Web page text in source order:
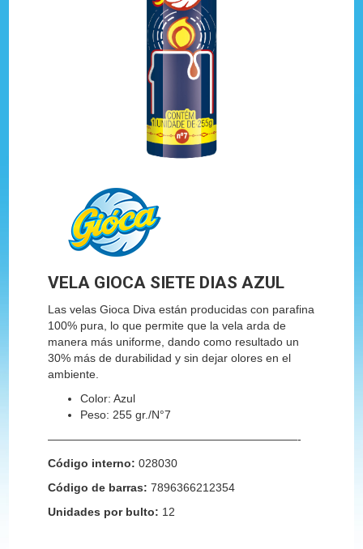
VELA GIOCA SIETE DIAS AZUL
Las velas Gioca Diva están producidas con parafina
100% pura, lo que permite que la vela arda de
manera más uniforme, dando como resultado un
30% más de durabilidad y sin dejar olores en el
ambiente.
Color: Azul
Peso: 255 gr./N°7
——————————————————————-
Código interno: 028030
Código de barras: 7896366212354
Unidades por bulto: 12